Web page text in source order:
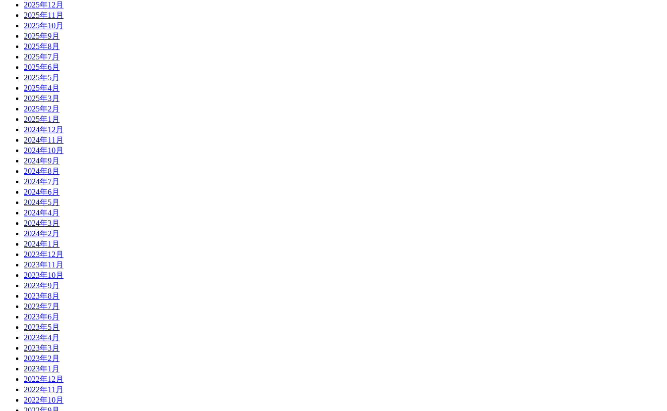
2025年12月
2025年11月
2025年10月
2025年9月
2025年8月
2025年7月
2025年6月
2025年5月
2025年4月
2025年3月
2025年2月
2025年1月
2024年12月
2024年11月
2024年10月
2024年9月
2024年8月
2024年7月
2024年6月
2024年5月
2024年4月
2024年3月
2024年2月
2024年1月
2023年12月
2023年11月
2023年10月
2023年9月
2023年8月
2023年7月
2023年6月
2023年5月
2023年4月
2023年3月
2023年2月
2023年1月
2022年12月
2022年11月
2022年10月